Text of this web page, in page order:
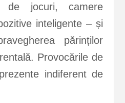
de jocuri, camere
inteligente – și
părinților
Provocările de
indiferent de